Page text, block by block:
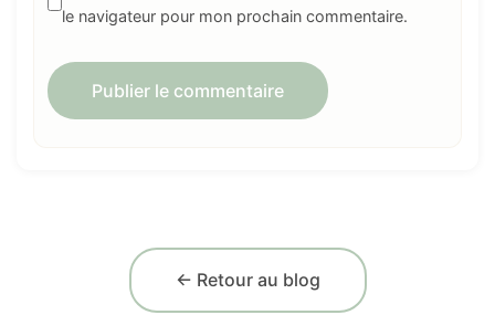
le navigateur pour mon prochain commentaire.
← Retour au blog